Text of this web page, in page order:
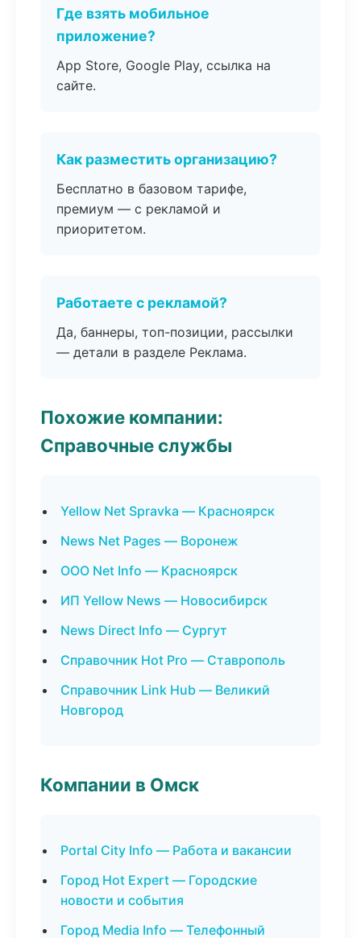
Где взять мобильное
приложение?
App Store, Google Play, ссылка на
сайте.
Как разместить организацию?
Бесплатно в базовом тарифе,
премиум — с рекламой и
приоритетом.
Работаете с рекламой?
Да, баннеры, топ-позиции, рассылки
— детали в разделе Реклама.
Похожие компании:
Справочные службы
Yellow Net Spravka — Красноярск
News Net Pages — Воронеж
ООО Net Info — Красноярск
ИП Yellow News — Новосибирск
News Direct Info — Сургут
Справочник Hot Pro — Ставрополь
Справочник Link Hub — Великий
Новгород
Компании в Омск
Portal City Info — Работа и вакансии
Город Hot Expert — Городские
новости и события
Город Media Info — Телефонный